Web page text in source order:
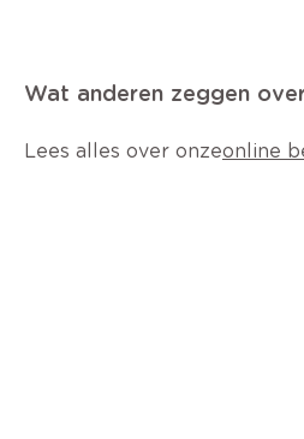
Wat anderen zeggen
Lees alles over onzeonline